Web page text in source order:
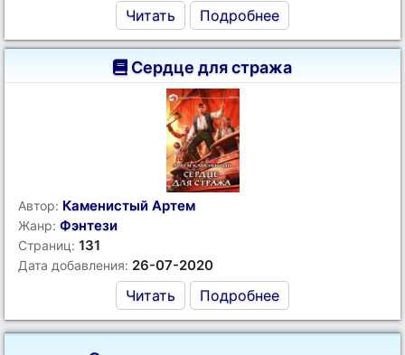
Читать Подробнее
Сердце для стража
Автор: Каменистый Артем
Жанр: Фэнтези
Страниц: 131
Дата добавления: 26-07-2020
Читать Подробнее